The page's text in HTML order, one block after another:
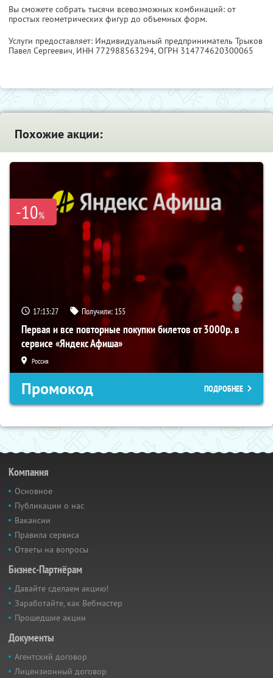
Вы сможете собрать тысячи всевозможных комбинаций: от
простых геометрических фигур до объемных форм.
Услуги предоставляет: Индивидуальный предприниматель Трыков
Павел Сергеевич, ИНН 772988563294, ОГРН 314774620300065
Похожие акции:
-10%
17:13:27 Получили: 155
Первая и все повторные покупки билетов от 3000р. в
сервисе «Яндекс Афиша»
Россия
Промокод ПОДРОБНЕЕ
Компания
Основное
Публикации о нас
Вакансии
Правила сервиса
Ответы на вопросы
Бизнес-Партнёрам
Давайте сделаем акцию!
Заработайте, как Вебмастер
Прошедшие акции
Документы
Агентский договор
Лицензионный договор